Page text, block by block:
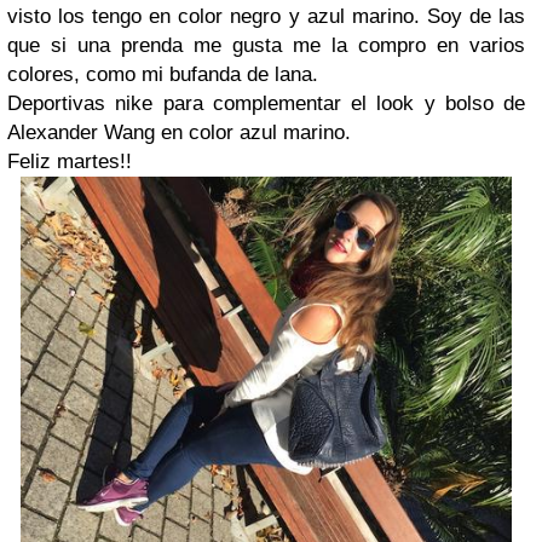
visto los tengo en color negro y azul marino. Soy de las
que si una prenda me gusta me la compro en varios
colores, como mi bufanda de lana.
Deportivas nike para complementar el look y bolso de
Alexander Wang en color azul marino.
Feliz martes!!